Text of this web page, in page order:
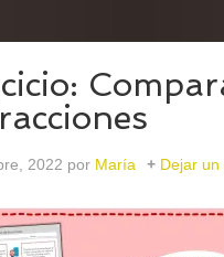
2022 por María Dejar